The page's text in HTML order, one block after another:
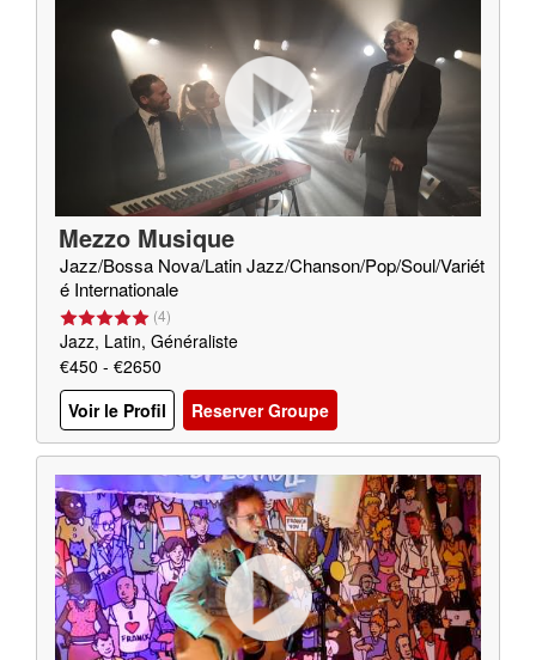
Mezzo Musique
Jazz/Bossa Nova/Latin Jazz/Chanson/Pop/Soul/Variét
é Internationale
(4)
Jazz, Latin, Généraliste
€450 - €2650
Voir le Profil
Reserver Groupe